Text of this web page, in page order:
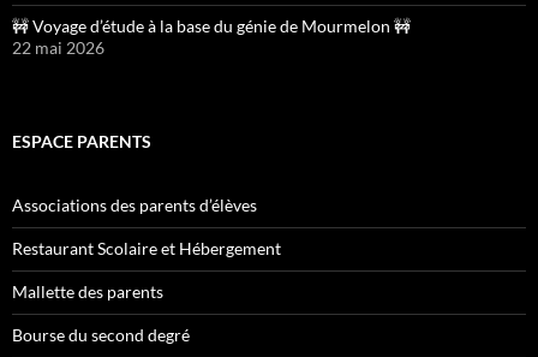
🚧 Voyage d’étude à la base du génie de Mourmelon 🚧
22 mai 2026
ESPACE PARENTS
Associations des parents d’élèves
Restaurant Scolaire et Hébergement
Mallette des parents
Bourse du second degré